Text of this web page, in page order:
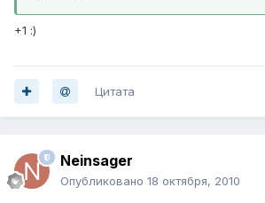
+1 :)
Цитата
Neinsager
Опубликовано 18 октября, 2010